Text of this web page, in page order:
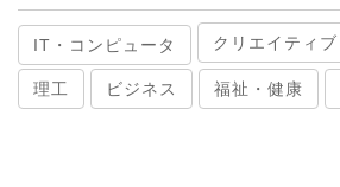
IT・コンピュータ クリエイティブ
理工 ビジネス 福祉・健康